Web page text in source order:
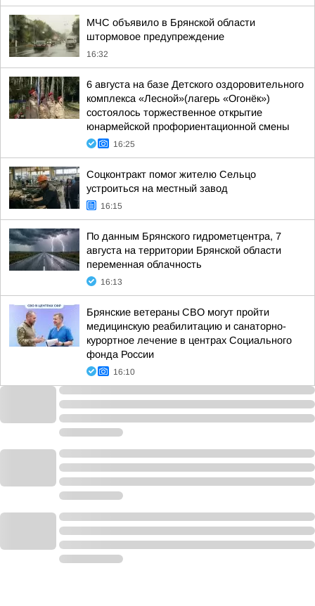
МЧС объявило в Брянской области
штормовое предупреждение
16:32
6 августа на базе Детского оздоровительного
комплекса «Лесной»(лагерь «Огонёк»)
состоялось торжественное открытие
юнармейской профориентационной смены
16:25
Соцконтракт помог жителю Сельцо
устроиться на местный завод
16:15
По данным Брянского гидрометцентра, 7
августа на территории Брянской области
переменная облачность
16:13
Брянские ветераны СВО могут пройти
медицинскую реабилитацию и санаторно-
курортное лечение в центрах Социального
фонда России
16:10